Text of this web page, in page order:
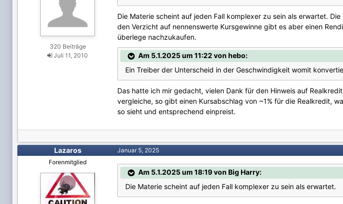
320 Beiträge
Juli 11, 2010
Die Materie scheint auf jeden Fall komplexer zu sein als erwartet.
den Verzicht auf nennenswerte Kursgewinne gibt es aber einen
überlege nachzukaufen.
Am 5.1.2025 um 11:22 von hebo:
Ein Treiber der Unterscheid in der Geschwindigkeit womit
Das hatte ich mir gedacht, vielen Dank für den Hinweis auf
vergleiche, so gibt einen Kursabschlag von ~1% für die Realkredit,
so sieht und entsprechend einpreist.
Lazaros
Forenmitglied
Januar 5, 2025
Am 5.1.2025 um 18:19 von Big Harry:
Die Materie scheint auf jeden Fall komplexer zu sein als erwartet.